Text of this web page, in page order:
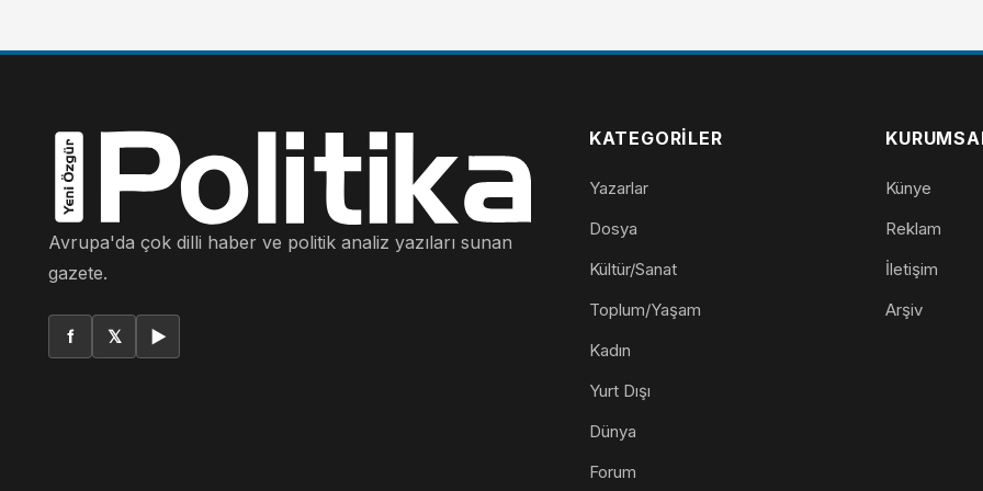
Avrupa'da çok dilli haber ve politik analiz yazıları sunan
gazete.
f 𝕏 ▶
KATEGORILER
Yazarlar
Dosya
Kültür/Sanat
Toplum/Yaşam
Kadın
Yurt Dışı
Dünya
Forum
Künye
Reklam
İletişim
Arşiv